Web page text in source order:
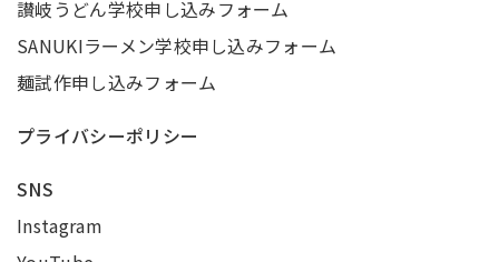
讃岐うどん学校申し込みフォーム
SANUKIラーメン学校申し込みフォーム
麺試作申し込みフォーム
プライバシーポリシー
SNS
Instagram